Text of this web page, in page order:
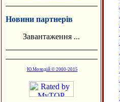
Новини партнерів
Завантаження ...
Ю.Молодій © 2000-2015